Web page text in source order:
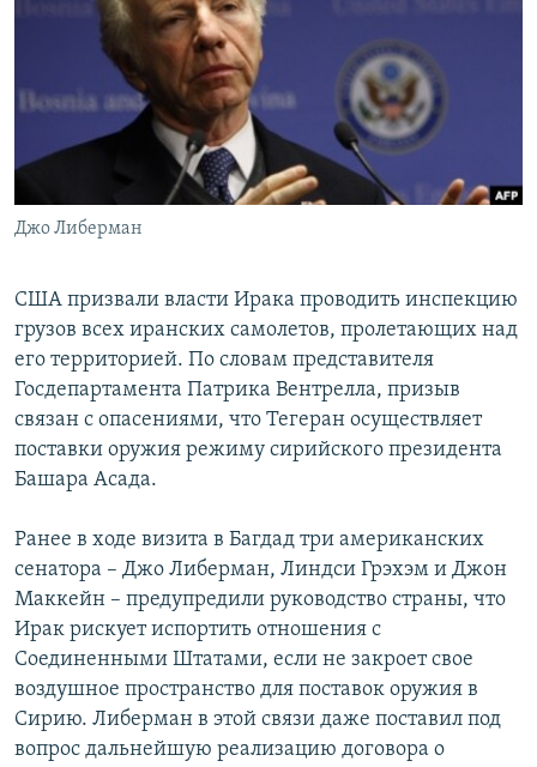
Հայերեն
Русский
Все сайты Радио Азатутюн
Джо Либерман
США призвали власти Ирака проводить инспекцию
грузов всех иранских самолетов, пролетающих над
его территорией. По словам представителя
Госдепартамента Патрика Вентрелла, призыв
связан с опасениями, что Тегеран осуществляет
поставки оружия режиму сирийского президента
Башара Асада.
Ранее в ходе визита в Багдад три американских
сенатора – Джо Либерман, Линдси Грэхэм и Джон
Маккейн – предупредили руководство страны, что
Ирак рискует испортить отношения с
Соединенными Штатами, если не закроет свое
воздушное пространство для поставок оружия в
Сирию. Либерман в этой связи даже поставил под
вопрос дальнейшую реализацию договора о